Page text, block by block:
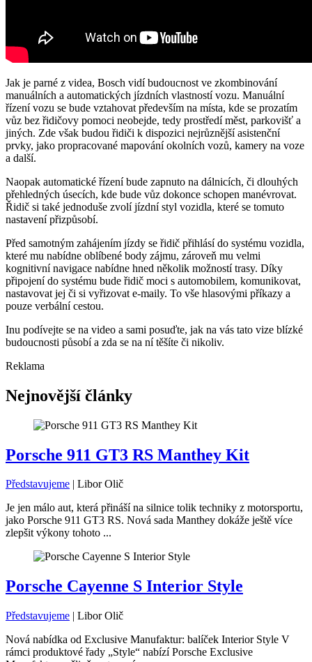
Jak je parné z videa, Bosch vidí budoucnost ve zkombinování
manuálních a automatických jízdních vlastností vozu. Manuální
řízení vozu se bude vztahovat především na místa, kde se prozatím
vůz bez řidičovy pomoci neobejde, tedy prostředí měst, parkovišť a
jiných. Zde však budou řidiči k dispozici nejrůznější asistenční
prvky, jako propracované mapování okolních vozů, kamery na voze
a další.
Naopak automatické řízení bude zapnuto na dálnicích, či dlouhých
přehledných úsecích, kde bude vůz dokonce schopen manévrovat.
Řidič si také jednoduše zvolí jízdní styl vozidla, které se tomuto
nastavení přizpůsobí.
Před samotným zahájením jízdy se řidič přihlásí do systému vozidla,
které mu nabídne oblíbené body zájmu, zároveň mu velmi
kognitivní navigace nabídne hned několik možností trasy. Díky
připojení do systému bude řidič moci s automobilem, komunikovat,
nastavovat jej či si vyřizovat e-maily. To vše hlasovými příkazy a
pouze verbální cestou.
Inu podívejte se na video a sami posuďte, jak na vás tato vize blízké
budoucnosti působí a zda se na ní těšíte či nikoliv.
Reklama
Nejnovější články
Porsche 911 GT3 RS Manthey Kit
Představujeme | Libor Olič
Je jen málo aut, která přináší na silnice tolik techniky z motorsportu,
jako Porsche 911 GT3 RS. Nová sada Manthey dokáže ještě více
zlepšit výkony tohoto ...
Porsche Cayenne S Interior Style
Představujeme | Libor Olič
Nová nabídka od Exclusive Manufaktur: balíček Interior Style V
rámci produktové řady „Style“ nabízí Porsche Exclusive